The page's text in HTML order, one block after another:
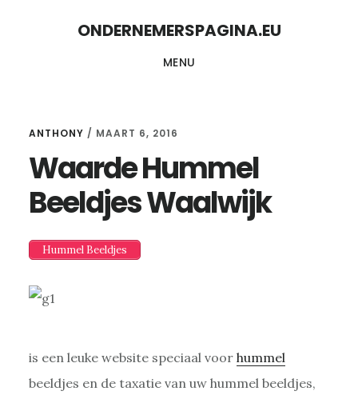
ONDERNEMERSPAGINA.EU
MENU
ANTHONY / MAART 6, 2016
Waarde Hummel
Beeldjes Waalwijk
Hummel Beeldjes
is een leuke website speciaal voor hummel
beeldjes en de taxatie van uw hummel beeldjes,